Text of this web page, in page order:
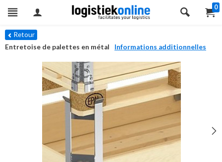
0
Retour
Entretoise de palettes en métal
Informations additionnelles